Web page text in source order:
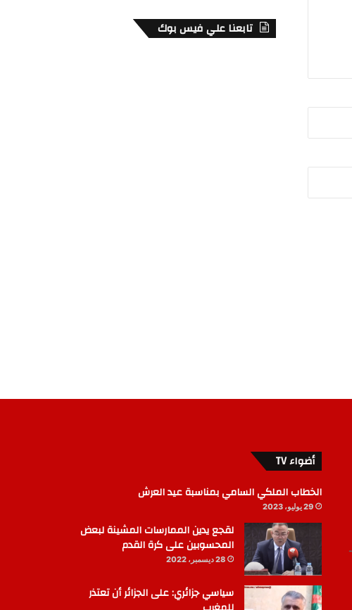
تابعنا علي فيس بوك
أضواء TV
الخطاب الملكي السامي بمناسبة عيد العرش
29 يوليو، 2023
لقجع يدين الممارسات المشينة لبعض
المحسوبين على كرة القدم
28 ديسمبر، 2022
سياسي جزائري: على الجزائر أن تعتذر